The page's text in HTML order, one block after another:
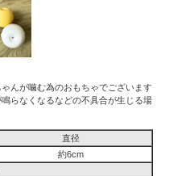
んが噛む為のおもちゃでございます
らなくなるなどの不具合が生じる場
直径
約6cm